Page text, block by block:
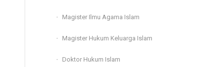
Magister Ilmu Agama Islam
Magister Hukum Keluarga Islam
Doktor Hukum Islam